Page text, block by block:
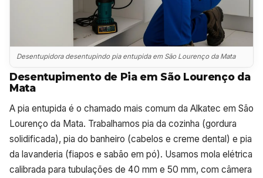
Desentupidora desentupindo pia entupida em São Lourenço da Mata
Desentupimento de Pia em São Lourenço da
Mata
A pia entupida é o chamado mais comum da Alkatec em São
Lourenço da Mata. Trabalhamos pia da cozinha (gordura
solidificada), pia do banheiro (cabelos e creme dental) e pia
da lavanderia (fiapos e sabão em pó). Usamos mola elétrica
calibrada para tubulações de 40 mm e 50 mm, com câmera